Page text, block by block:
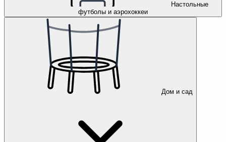
Настольные
футболы и аэрохоккеи
Дом и сад